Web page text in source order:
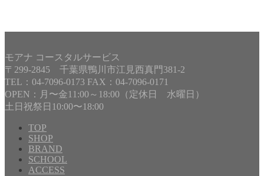
モアナ コースタルサービス
〒299-2845 千葉県鴨川市江見西真門381-2
TEL：04-7096-0173 FAX：04-7096-0171
OPEN：月〜金11:00～18:00（定休日 水曜日）
土日祝祭日10:00〜18:00
TOP
SHOP
BRAND
SCHOOL
ACCESS
Copyright©MOANA COASTAL SERVICE
Reserved.